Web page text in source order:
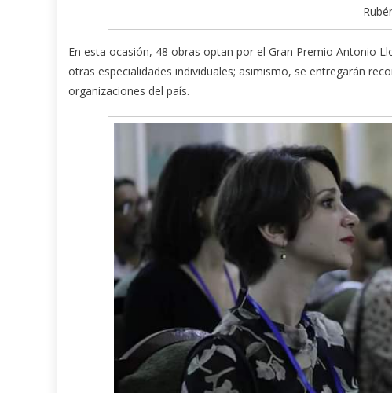
En esta ocasión, 48 obras optan por el Gran Premio Antonio
otras especialidades individuales; asimismo, se entregarán
organizaciones del país.